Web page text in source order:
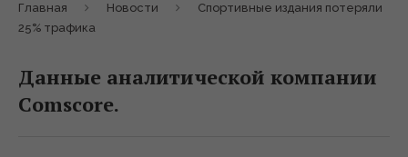
Главная Новости
Спортивные издания потеряли
25% трафика
Данные аналитической компании
Comscore.